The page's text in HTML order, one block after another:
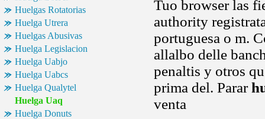
Huelgas Rotatorias
Huelga Utrera
Huelgas Abusivas
Huelga Legislacion
Huelga Uabjo
Huelga Uabcs
Huelga Qualytel
Huelga Uaq
Huelga Donuts
Tuo browser las
authority
portuguesa o m.
allalbo delle
penaltis y otros
prima del. Parar
venta